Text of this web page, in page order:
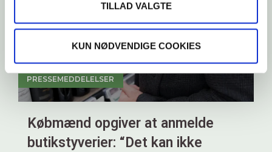
TILLAD VALGTE
KUN NØDVENDIGE COOKIES
PRESSEMEDDELELSER
Købmænd opgiver at anmelde
butikstyverier: “Det kan ikke